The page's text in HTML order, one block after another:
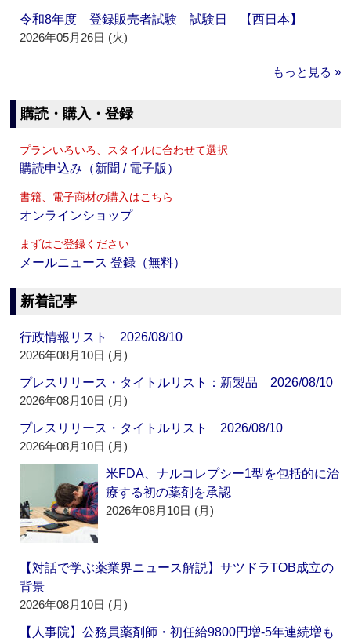
令和8年度 登録販売者試験 試験日 【西日本】
2026年05月26日 (火)
もっと見る »
購読・購入・登録
プランいろいろ、スタイルに合わせて選択
購読申込み（新聞 / 電子版）
書籍、電子商材の購入はこちら
オンラインショップ
まずはご登録ください
メールニュース 登録（無料）
新着記事
行政情報リスト 2026/08/10
2026年08月10日 (月)
プレスリリース・タイトルリスト：新製品 2026/08/10
2026年08月10日 (月)
プレスリリース・タイトルリスト 2026/08/10
2026年08月10日 (月)
米FDA、ナルコレプシー1型を包括的に治
療する初の薬剤を承認
2026年08月10日 (月)
【対話で学ぶ薬業界ニュース解説】サツドラTOB成立の
背景
2026年08月10日 (月)
【人事院】公務員薬剤師・初任給9800円増‐5年連続増も